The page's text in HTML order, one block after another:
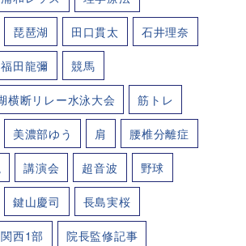
琵琶湖 田口貫太 石井理奈
福田龍彌 競馬
横断リレー水泳大会 筋トレ
美濃部ゆう 肩 腰椎分離症
講演会 超音波 野球
鍵山慶司 長島実桜
関西1部 院長監修記事